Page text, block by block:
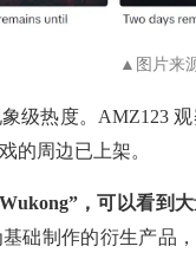
▲图片来
级热度。AMZ123
的周边已上架。
，可以看到大
基础制作的衍生产品